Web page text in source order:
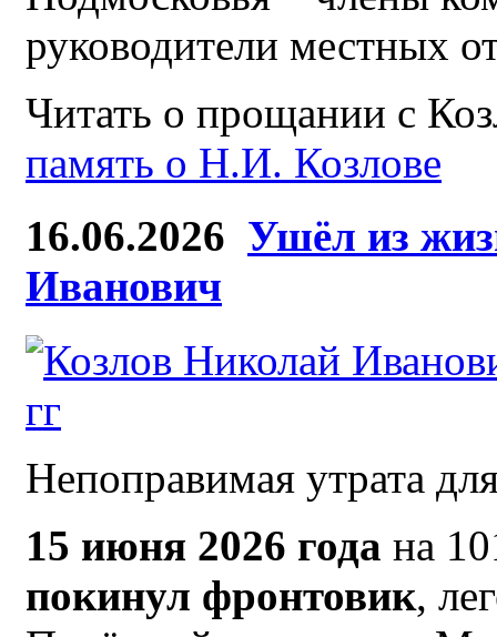
руководители местных
Читать о прощании с
память о Н.И. Козлове
16.06.2026 Ушёл из
Иванович
Непоправимая
15 июня 2026 года на
покинул фронтовик,